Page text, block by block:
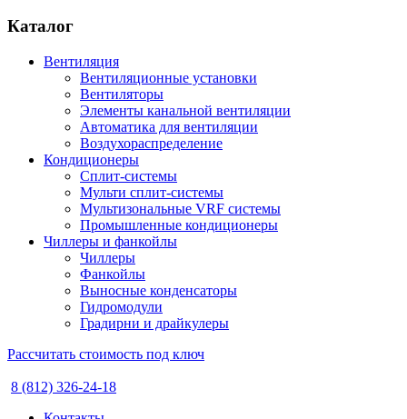
Каталог
Вентиляция
Вентиляционные установки
Вентиляторы
Элементы канальной вентиляции
Автоматика для вентиляции
Воздухораспределение
Кондиционеры
Сплит-системы
Мульти сплит-системы
Мультизональные VRF системы
Промышленные кондиционеры
Чиллеры и фанкойлы
Чиллеры
Фанкойлы
Выносные конденсаторы
Гидромодули
Градирни и драйкулеры
Рассчитать стоимость под ключ
8 (812) 326-24-18